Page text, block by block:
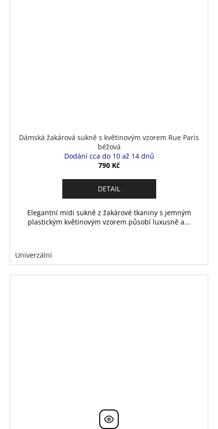
Dámská žakárová sukně s květinovým vzorem Rue Paris
béžová
Dodání cca do 10 až 14 dnů
790 Kč
DETAIL
Elegantní midi sukně z žakárové tkaniny s jemným
plastickým květinovým vzorem působí luxusně a...
Univerzální